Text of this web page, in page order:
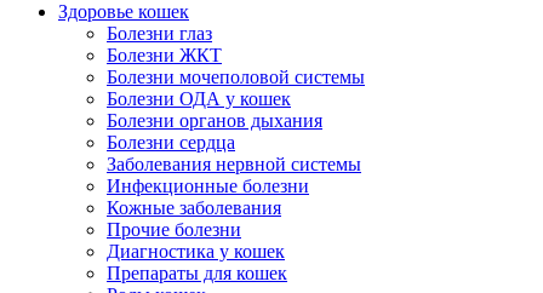
Здоровье кошек
Болезни глаз
Болезни ЖКТ
Болезни мочеполовой системы
Болезни ОДА у кошек
Болезни органов дыхания
Болезни сердца
Заболевания нервной системы
Инфекционные болезни
Кожные заболевания
Прочие болезни
Диагностика у кошек
Препараты для кошек